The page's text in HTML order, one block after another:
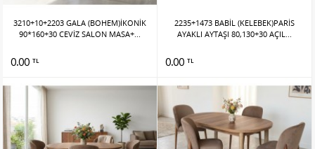
3210+10+2203 GALA (BOHEM)İKONİK
90*160+30 CEVİZ SALON MASA+...
0.00 TL
2235+1473 BABİL (KELEBEK)PARİS
AYAKLI AYTAŞI 80,130+30 AÇIL...
0.00 TL